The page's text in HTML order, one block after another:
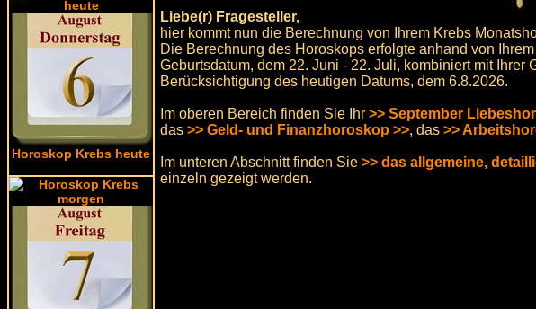
Horoskop Krebs heute
Liebe(r) Fragesteller,
hier kommt nun die Berechnung von Ihrem Krebs
Die Berechnung des Horoskops erfolgte anhand von
Geburtsdatum, dem 22. Juni - 22. Juli, kombiniert mit
Berücksichtigung des heutigen Datums, dem 6.8.2026.
Im oberen Bereich finden Sie Ihr>> September
das>> Geld- und Finanzhoroskop >>, das>>
Im unteren Abschnitt finden Sie>> das allgemeine,
einzeln gezeigt werden.